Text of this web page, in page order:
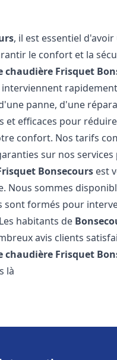
, il est essentiel
le confort et la
Frisquet
panne, d'une
et efficaces pour
confort. Nos tarifs
sur nos
Bonsecours est
Nous sommes
sont formés pour
habitants de
avis clients
Frisquet
là